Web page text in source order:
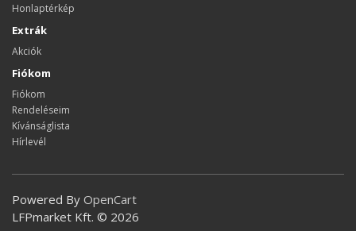
Honlaptérkép
Extrák
Akciók
Fiókom
Fiókom
Rendeléseim
Kívánságlista
Hírlevél
Powered By OpenCart
LFPmarket Kft. © 2026